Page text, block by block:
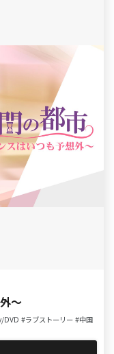
～
DVD #ラブストーリー #中国